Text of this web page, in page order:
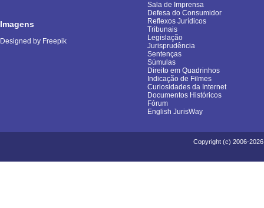
Imagens
Designed by Freepik
Sala de Imprensa
Defesa do Consumidor
Reflexos Jurídicos
Tribunais
Legislação
Jurisprudência
Sentenças
Súmulas
Direito em Quadrinhos
Indicação de Filmes
Curiosidades da Internet
Documentos Históricos
Fórum
English JurisWay
Copyright (c) 2006-